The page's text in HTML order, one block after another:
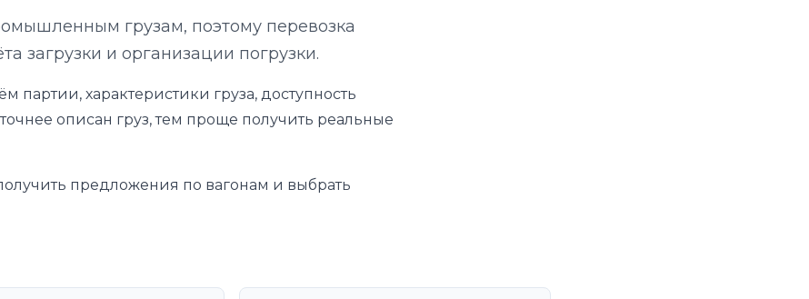
грузам, поэтому перевозка
загрузки и организации погрузки.
партии, характеристики груза, доступность
описан груз, тем проще получить реальные
предложения по вагонам и выбрать